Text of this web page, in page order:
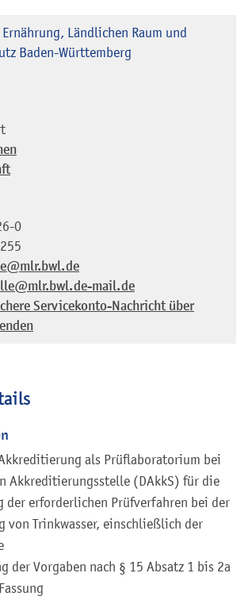
Ländlichen Raum und
Baden-Württemberg
0
mail.de
Servicekonto-Nachricht über
als Prüflaboratorium bei
Akkreditierungsstelle (DAkkS) für die
der erforderlichen Prüfverfahren bei der
von Trinkwasser, einschließlich der
der Vorgaben nach § 15 Absatz 1 bis 2a